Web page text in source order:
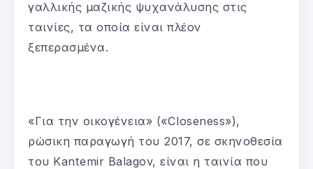
γαλλικής μαζικής ψυχανάλυσης στις
ταινίες, τα οποία είναι πλέον
ξεπερασμένα.
«Για την οικογένεια» («Closeness»),
ρώσικη παραγωγή του 2017, σε σκηνοθεσία
του Kantemir Balagov, είναι η ταινία που